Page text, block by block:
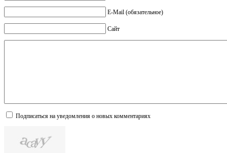
E-Mail (обязательное)
Сайт
Подписаться на уведомления о новых комментариях